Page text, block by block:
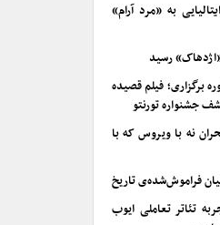
به «مرد آرام»
رسید
برگزاری؛ فیلم قصیده
جشنواره تورنتو
نه با ویروس که با
فراموش‌شده‌ی تاریخ
تئاتر تعاملی ایوب